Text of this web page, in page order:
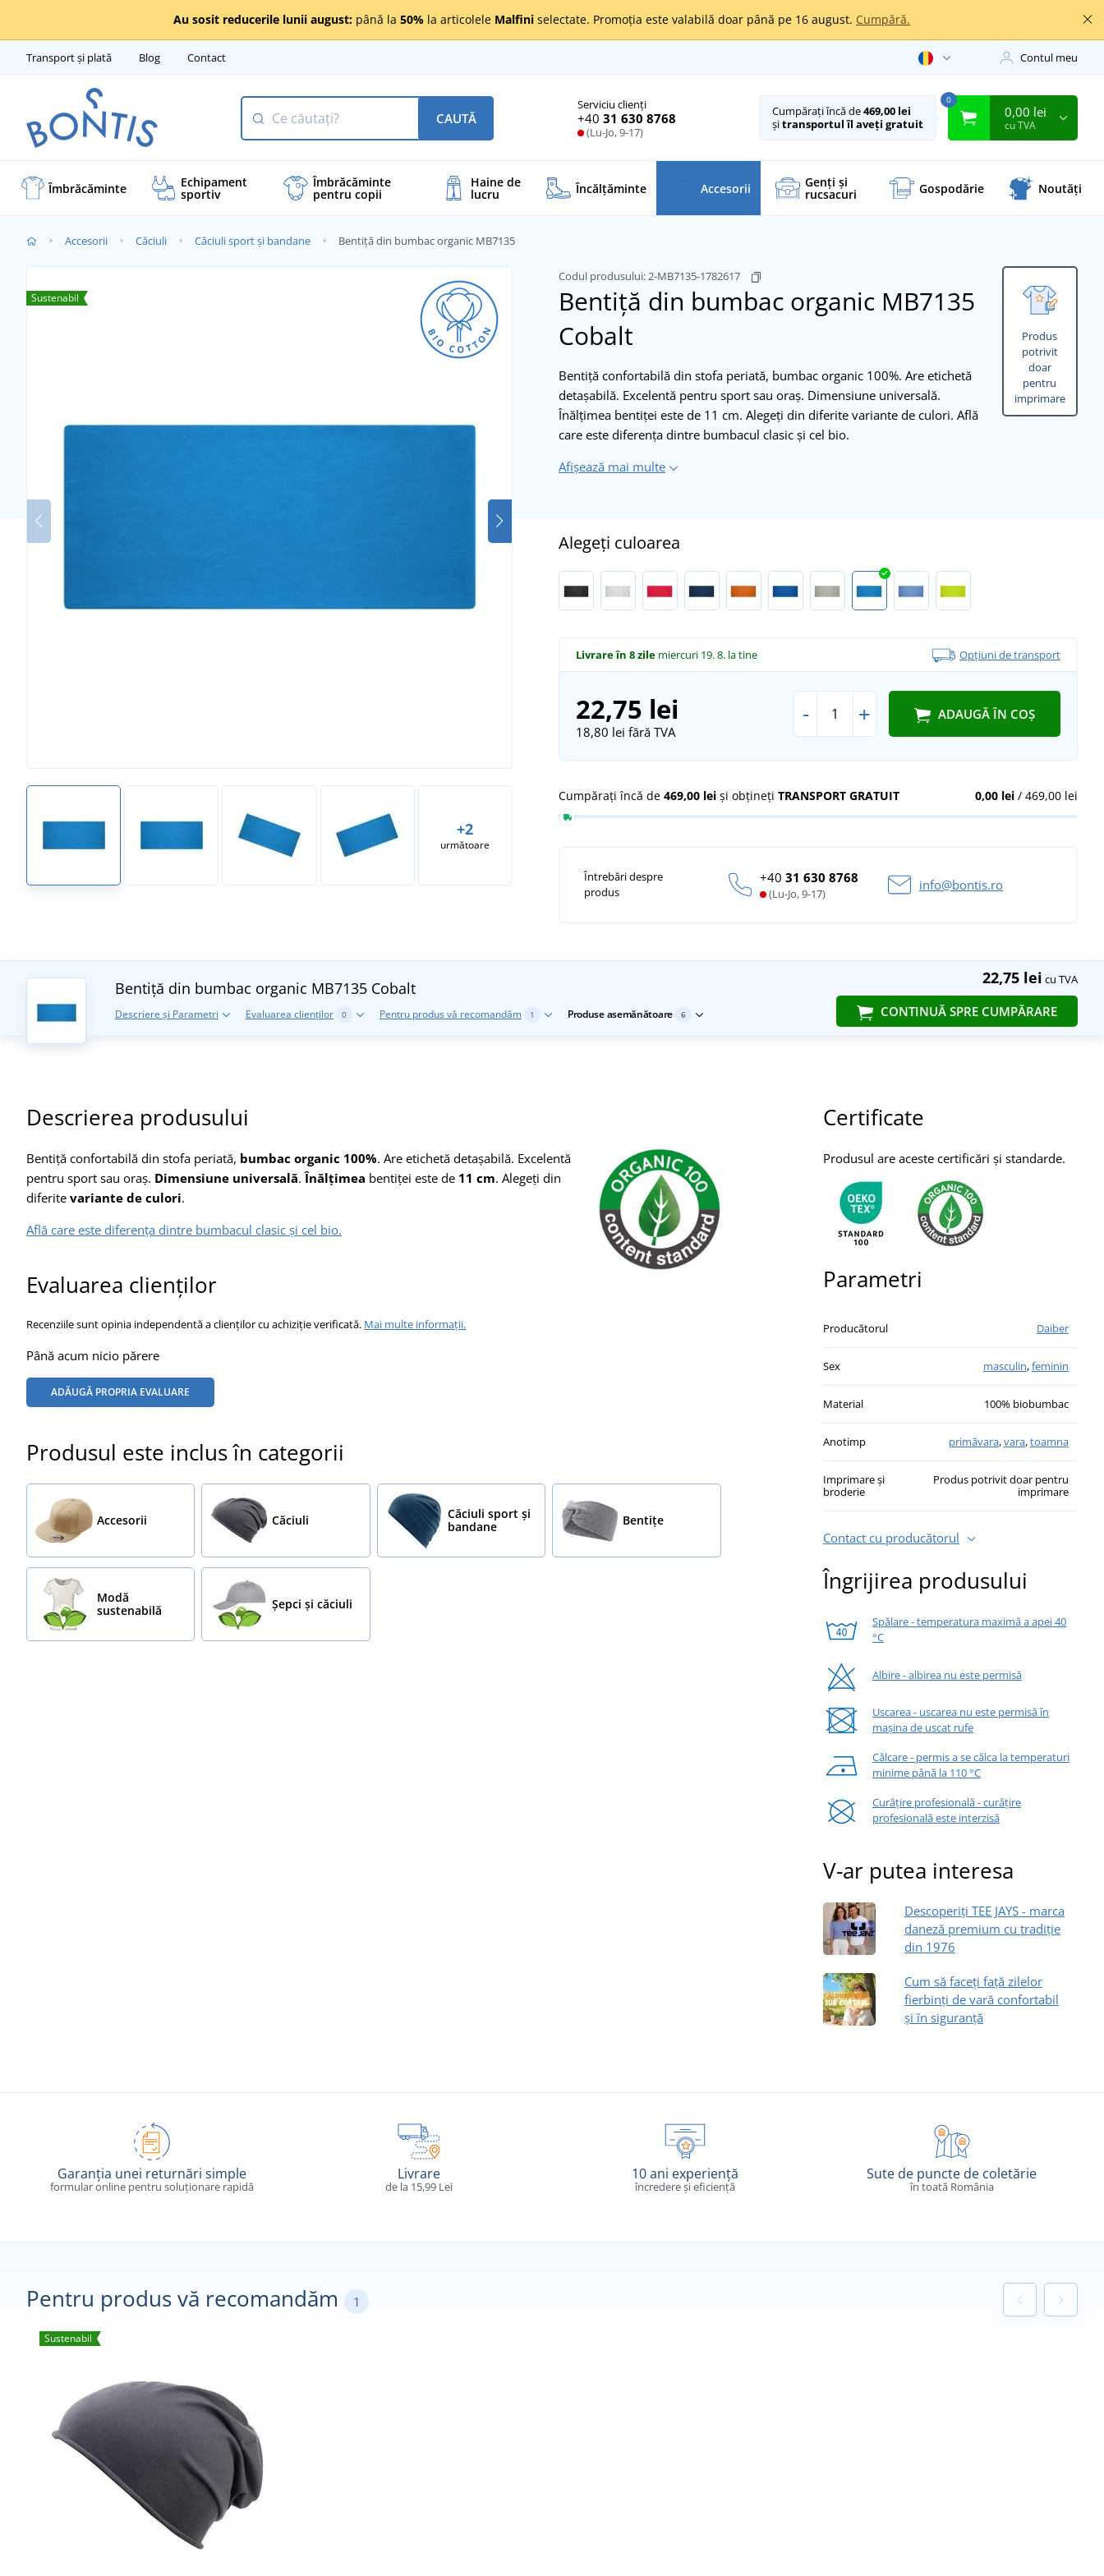
Au sosit reducerile lunii august: până la 50% la articolele Malfini selectate. Promoția este valabilă doar până pe 16 august. Cumpără.
Transport și plată Blog Contact Contul meu
Serviciu clienți
+40 31 630 8768
(Lu-Jo, 9-17)
CAUTĂ Cumpărați încă de469,00 lei
șitransportul îl aveți gratuit
0
0,00 lei
cu TVA
Îmbrăcăminte Echipament
sportiv
Îmbrăcăminte
pentru copii
Haine de
lucru Încălţăminte Accesorii Genți și
rucsacuri Gospodărie Noutăți
Accesorii Căciuli Căciuli sport și bandane Bentiță din bumbac organic MB7135
Produs
potrivit
doar
pentru
imprimare
Codul produsului:2-MB7135-1782617
Bentiță din bumbac organic MB7135
Cobalt
+2
următoare
Sustenabil
Bentiță confortabilă din stofa periată, bumbac organic 100%. Are etichetă
detașabilă. Excelentă pentru sport sau oraș. Dimensiune universală.
Înălțimea bentiței este de 11 cm. Alegeți din diferite variante de culori. Află
care este diferența dintre bumbacul clasic și cel bio.
Afișează mai multe
Alegeți culoarea
Livrare în 8 zile miercuri 19. 8. la tine Opțiuni de transport
22,75 lei
18,80 lei fără TVA
- + ADAUGĂ ÎN COȘ
0,00 lei/ 469,00 lei
Cumpărați încă de 469,00 lei și obțineți TRANSPORT GRATUIT
Întrebări despre
produs
+40 31 630 8768
(Lu-Jo, 9-17)
info@bontis.ro
22,75 lei cu TVA
CONTINUĂ SPRE CUMPĂRARE
Bentiță din bumbac organic MB7135 Cobalt
Descriere și Parametri Evaluarea clienților 0 Pentru produs vă recomandăm 1 Produse asemănătoare 6
Descrierea produsului
Bentiță confortabilă din stofa periată, bumbac organic 100%. Are etichetă detașabilă. Excelentă
pentru sport sau oraș. Dimensiune universală. Înălțimea bentiței este de 11 cm. Alegeți din
diferite variante de culori.
Află care este diferența dintre bumbacul clasic și cel bio.
Evaluarea clienților
Recenziile sunt opinia independentă a clienților cu achiziție verificată. Mai multe informații.
Până acum nicio părere
ADĂUGĂ PROPRIA EVALUARE
Produsul este inclus în categorii
Accesorii Căciuli
Căciuli sport și
bandane
Bentițe
Modă
sustenabilă
Șepci și căciuli
Certificate
Produsul are aceste certificări și standarde.
Parametri
Producătorul Daiber
Sex masculin,feminin
Material 100% biobumbac
Anotimp primăvara,vara,toamna
Imprimare și
broderie
Produs potrivit doar pentru
imprimare
Contact cu producătorul
Îngrijirea produsului
Spălare - temperatura maximă a apei 40
°C
Albire - albirea nu este permisă
Uscarea - uscarea nu este permisă în
mașina de uscat rufe
Călcare - permis a se călca la temperaturi
minime până la 110 °C
Curățire profesională - curățire
profesională este interzisă
V-ar putea interesa
Descoperiți TEE JAYS - marca
daneză premium cu tradiție
din 1976
Cum să faceți față zilelor
fierbinți de vară confortabil
și în siguranță
Garanția unei returnări simple
formular online pentru soluționare rapidă
Livrare
de la 15,99 Lei
10 ani experiență
încredere și eficiență
Sute de puncte de coletărie
în toată România
Pentru produs vă recomandăm 1
Sustenabil